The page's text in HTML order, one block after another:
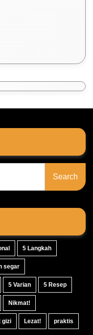
5 Langkah
segar
5 Varian 5 Resep
Nikmat!
gizi Lezat! praktis